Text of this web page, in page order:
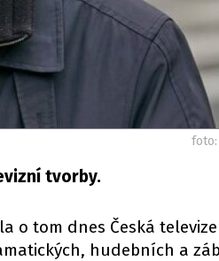
foto:
tvorby.
o tom dnes Česká televize
hudebních a